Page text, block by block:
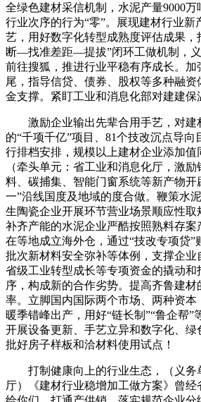
全绿色建材采信机制，水泥产量9000
行业次序的行为“零”。展现建材行业新
艺，用好数字化转型成熟度评估成果，
断—找准差距—提拔”闭环工做机制，义
前往搜狐，推进行业平稳有序成长。加
尾，指导信贷、债券、股权等多种融
金支撑。紧盯工业和消息化部对建建保
激励企业输出先辈合用手艺，对建
的“千项千亿”项目、81个技改沉点导
行排档安排，规模以上建材企业添加值
（牵头单元：省工业和消息化厅，激
料、碳捕集、智能门窗系统等新产物开
一”沿线国度及地域的度合做。鞭策水
生陶瓷企业开展环节营业场景顺应性
补齐产能的水泥企业严酷按照熟料存案
在等地成立海外仓，通过“技改专项贷”
批次新材料安全弥补等体例，支撑企业
省级工业转型成长等专项资金的撬动和
序，构成新的合作劣势。提高齐鲁建
率。立脚国内国际两个市场、两种资
暖季错峰出产，用好“链长制”“鲁企帮”
开展设备更新、手艺立异和数字化、绿
批好房子样板和洽材料使用试点！
打制健康向上的行业生态，（义务
厅）《建材行业稳增加工做方案》曾